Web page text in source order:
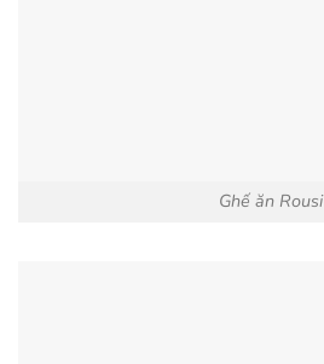
Ghế ăn Rousi